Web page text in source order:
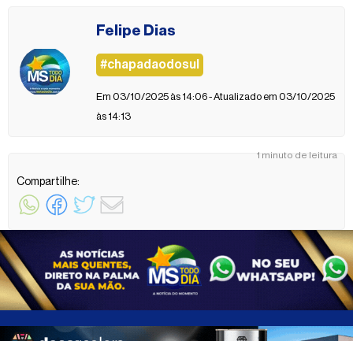
1 minuto de leitura
Felipe Dias
#chapadaodosul
Em 03/10/2025 às 14:06 - Atualizado em 03/10/2025
às 14:13
Compartilhe: